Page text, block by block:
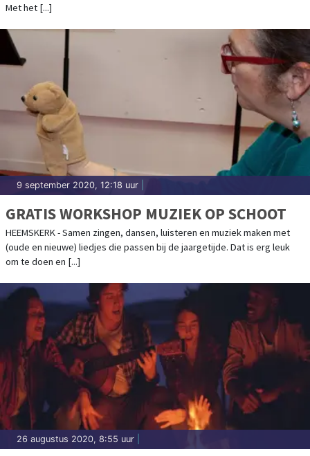
Met het [...]
9 september 2020, 12:18 uur
GRATIS WORKSHOP MUZIEK OP SCHOOT
HEEMSKERK - Samen zingen, dansen, luisteren en muziek maken met
(oude en nieuwe) liedjes die passen bij de jaargetijde. Dat is erg leuk
om te doen en [...]
26 augustus 2020, 8:55 uur